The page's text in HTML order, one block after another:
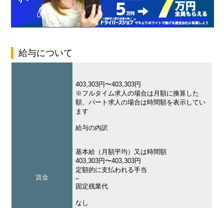
給与について
賃金
403,303円〜403,303円
※フルタイム求人の場合は月額に換算した
額、パート求人の場合は時間額を表示してい
ます
給与の内訳
基本給（月額平均）又は時間額
403,303円〜403,303円
定額的に支払われる手当
–
固定残業代
なし